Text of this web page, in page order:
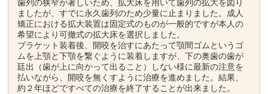
歯列の狭窄が著しいため、拡大床を用いて歯列の拡大を図り
ましたが、すでに永久歯列のため少量に止まりました。成人
矯正における拡大装置は固定式のものが一般的ですが本人の
希望により可撤式の拡大床を選択しました。
ブラケット装着後、開咬を治すにあたって顎間ゴムというゴ
ムを上顎と下顎を繋ぐように装着しますが、下の奥歯の歯が
廷出（歯が上に向かって出ること）しない様に最新の注意を
払いながら、開咬を無くすように治療を進めました。結果、
約２年ほどですべての治療を終了することが出来ました。